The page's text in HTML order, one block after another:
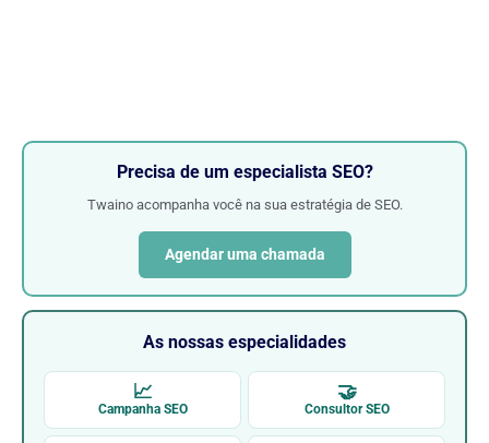
Precisa de um especialista SEO?
Twaino acompanha você na sua estratégia de SEO.
Agendar uma chamada
As nossas especialidades
📈
Campanha SEO
🤝
Consultor SEO